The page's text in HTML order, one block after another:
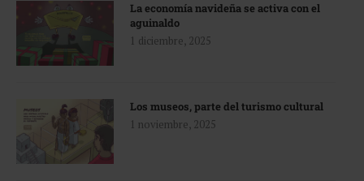
La economía navideña se activa con el
aguinaldo
1 diciembre, 2025
Los museos, parte del turismo cultural
1 noviembre, 2025